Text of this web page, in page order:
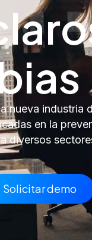
nueva
en la
diversos
Solicitar demo